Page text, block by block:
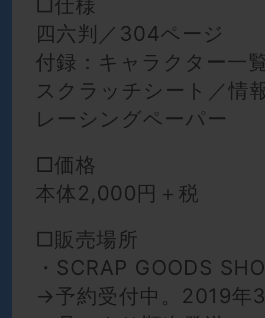
□仕様
四六判／304ページ
付録：キャラクター一
スクラッチシート／情
レーシングペーパー
□価格
本体2,000円＋税
□販売場所
・SCRAP GOODS
→予約受付中。2019年